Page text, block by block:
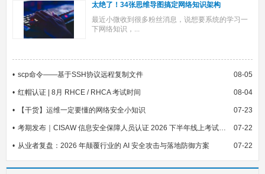
太绝了！34张思维导图搞定网络知识架构
最近小微收到很多粉丝消息，说想要系统的学习一
下网络知识，...
scp命令——基于SSH协议远程复制文件 08-05
红帽认证 | 8月 RHCE / RHCA 考试时间 08-04
【干货】运维一定要懂的网络安全小知识 07-23
考期发布｜CISAW 信息安全保障人员认证 2026 下半年线上考试安排 07-22
从业者复盘：2026 年颠覆行业的 AI 安全攻击与落地防御方案 07-22